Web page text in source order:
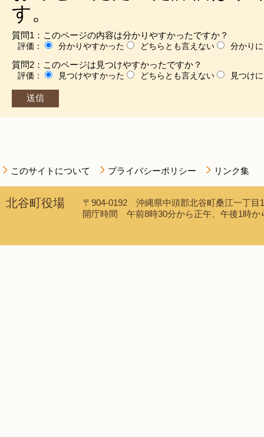
す。
質問1：このページの内容は分かりやすかったですか？
評価： 分かりやすかった どちらとも言えない 分かり
質問2：このページは見つけやすかったですか？
評価： 見つけやすかった どちらとも言えない 見つけ
このサイトについて プライバシーポリシー リンク集
北谷町役場
〒904-0192 沖縄県中頭郡北谷町桑江一丁
開庁時間 午前8時30分から正午、午後1時か